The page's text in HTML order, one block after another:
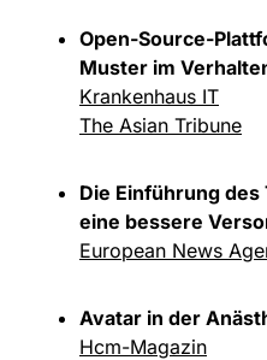
Open-Source-
Muster im
Krankenhaus IT
The Asian Tribune
Die Einführung
eine bessere
European News
Avatar in der
Hcm-Magazin